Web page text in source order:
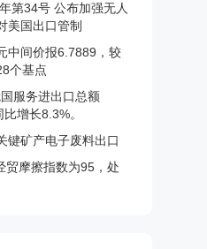
第34号 公布加强无人
美国出口管制
中间价报6.7889，较
个基点
服务进出口总额
增长8.3%。
键矿产电子废料出口
贸摩擦指数为95，处